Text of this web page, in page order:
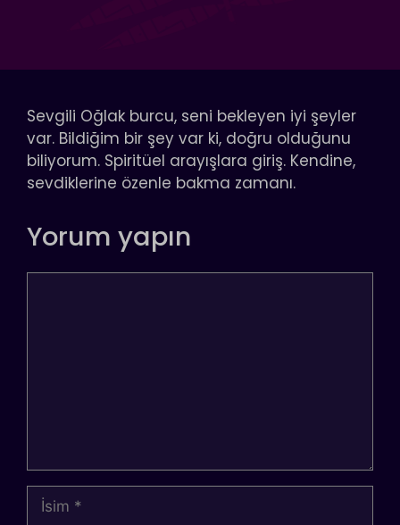
Sevgili Oğlak burcu, seni bekleyen iyi şeyler
var. Bildiğim bir şey var ki, doğru olduğunu
biliyorum. Spiritüel arayışlara giriş. Kendine,
sevdiklerine özenle bakma zamanı.
Yorum yapın
İsim